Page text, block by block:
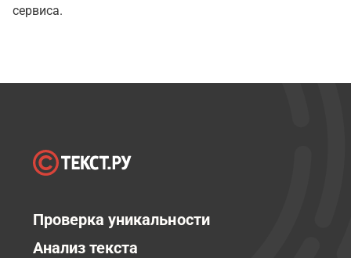
сервиса.
Проверка уникальности
Анализ текста